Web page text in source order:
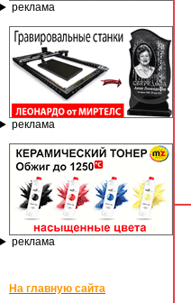
реклама
реклама
реклама
На главную сайта